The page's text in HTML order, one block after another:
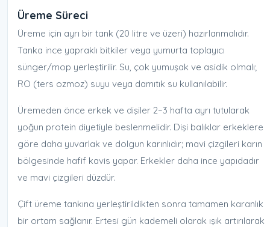
Üreme Süreci
Üreme için ayrı bir tank (20 litre ve üzeri) hazırlanmalıdır.
Tanka ince yapraklı bitkiler veya yumurta toplayıcı
sünger/mop yerleştirilir. Su, çok yumuşak ve asidik olmalı;
RO (ters ozmoz) suyu veya damıtık su kullanılabilir.
Üremeden önce erkek ve dişiler 2–3 hafta ayrı tutularak
yoğun protein diyetiyle beslenmelidir. Dişi balıklar erkeklere
göre daha yuvarlak ve dolgun karınlıdır; mavi çizgileri karın
bölgesinde hafif kavis yapar. Erkekler daha ince yapıdadır
ve mavi çizgileri düzdür.
Çift üreme tankına yerleştirildikten sonra tamamen karanlık
bir ortam sağlanır. Ertesi gün kademeli olarak ışık artırılarak